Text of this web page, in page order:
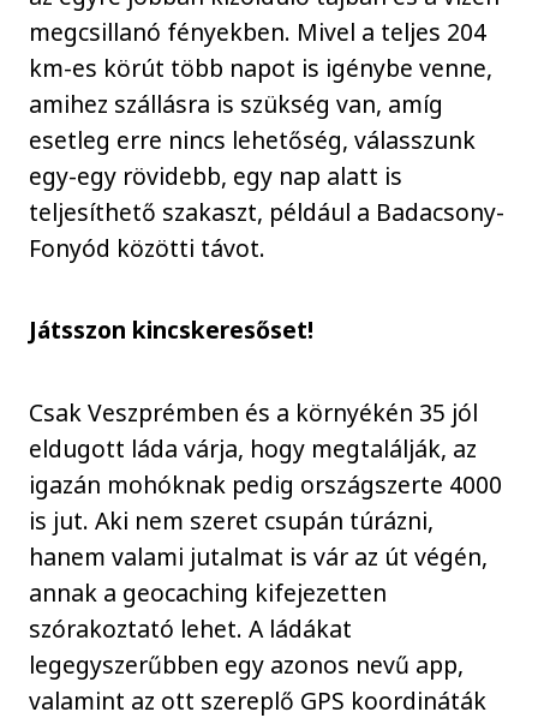
megcsillanó fényekben. Mivel a teljes 204
km-es körút több napot is igénybe venne,
amihez szállásra is szükség van, amíg
esetleg erre nincs lehetőség, válasszunk
egy-egy rövidebb, egy nap alatt is
teljesíthető szakaszt, például a Badacsony-
Fonyód közötti távot.
Játsszon kincskeresőset!
Csak Veszprémben és a környékén 35 jól
eldugott láda várja, hogy megtalálják, az
igazán mohóknak pedig országszerte 4000
is jut. Aki nem szeret csupán túrázni,
hanem valami jutalmat is vár az út végén,
annak a geocaching kifejezetten
szórakoztató lehet. A ládákat
legegyszerűbben egy azonos nevű app,
valamint az ott szereplő GPS koordináták